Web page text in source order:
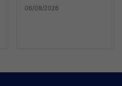
06/08/2026